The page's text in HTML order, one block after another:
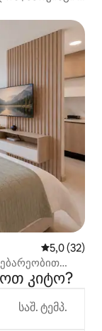
საშუალო
5,0 (32)
კიტო?
საშ. ტემპ.